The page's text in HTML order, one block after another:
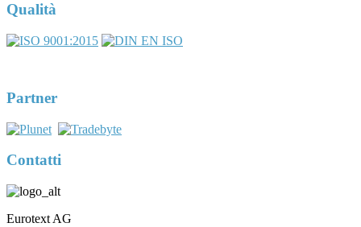
Qualità
Partner
Contatti
Eurotext AG